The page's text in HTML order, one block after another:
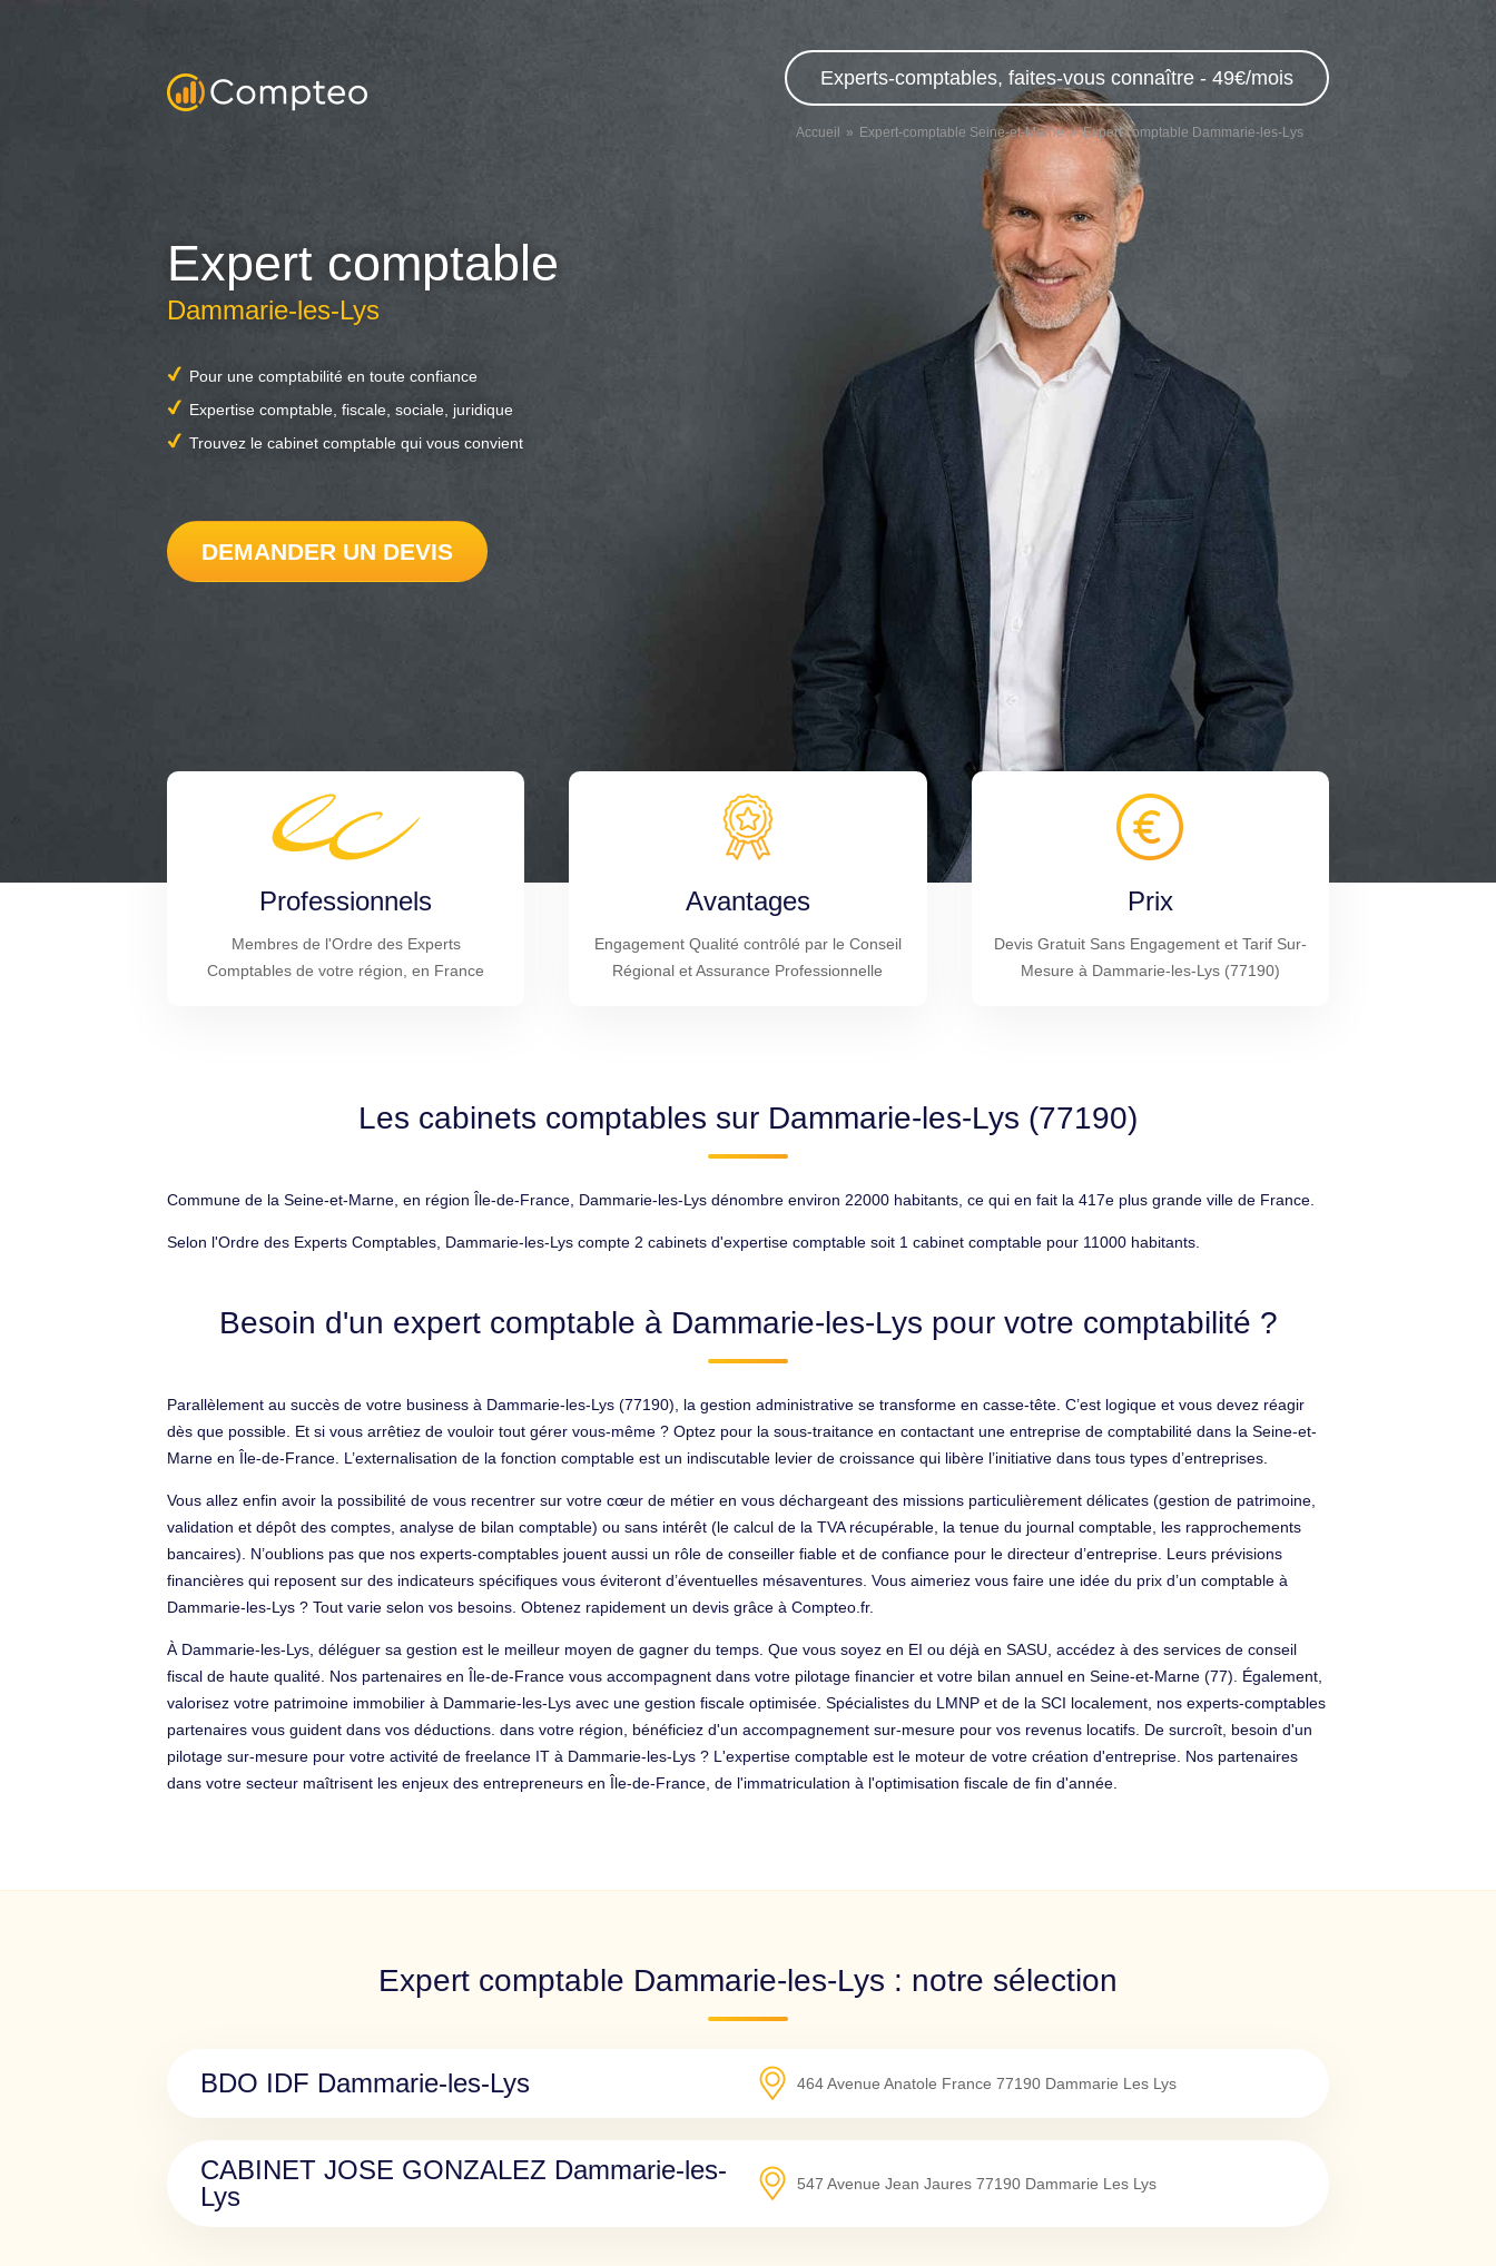
Experts-comptables, faites-vous connaître - 49€/mois
Accueil Expert-comptable Seine-et-Marne Expert comptable Dammarie-les-Lys
Expert comptable
Dammarie-les-Lys
Pour une comptabilité en toute confiance
Expertise comptable, fiscale, sociale, juridique
Trouvez le cabinet comptable qui vous convient
DEMANDER UN DEVIS
Professionnels
Membres de l'Ordre des Experts
Comptables de votre région, en France
Avantages
Engagement Qualité contrôlé par le Conseil
Régional et Assurance Professionnelle
Prix
Devis Gratuit Sans Engagement et Tarif Sur-
Mesure à Dammarie-les-Lys (77190)
Les cabinets comptables sur Dammarie-les-Lys (77190)
Commune de la Seine-et-Marne, en région Île-de-France, Dammarie-les-Lys dénombre environ 22000 habitants, ce qui en fait la 417e plus grande ville de France.
Selon l'Ordre des Experts Comptables, Dammarie-les-Lys compte 2 cabinets d'expertise comptable soit 1 cabinet comptable pour 11000 habitants.
Besoin d'un expert comptable à Dammarie-les-Lys pour votre comptabilité ?
Parallèlement au succès de votre business à Dammarie-les-Lys (77190), la gestion administrative se transforme en casse-tête. C’est logique et vous devez réagir
dès que possible. Et si vous arrêtiez de vouloir tout gérer vous-même ? Optez pour la sous-traitance en contactant une entreprise de comptabilité dans la Seine-et-
Marne en Île-de-France. L’externalisation de la fonction comptable est un indiscutable levier de croissance qui libère l’initiative dans tous types d’entreprises.
Vous allez enfin avoir la possibilité de vous recentrer sur votre cœur de métier en vous déchargeant des missions particulièrement délicates (gestion de patrimoine,
validation et dépôt des comptes, analyse de bilan comptable) ou sans intérêt (le calcul de la TVA récupérable, la tenue du journal comptable, les rapprochements
bancaires). N’oublions pas que nos experts-comptables jouent aussi un rôle de conseiller fiable et de confiance pour le directeur d’entreprise. Leurs prévisions
financières qui reposent sur des indicateurs spécifiques vous éviteront d’éventuelles mésaventures. Vous aimeriez vous faire une idée du prix d’un comptable à
Dammarie-les-Lys ? Tout varie selon vos besoins. Obtenez rapidement un devis grâce à Compteo.fr.
À Dammarie-les-Lys, déléguer sa gestion est le meilleur moyen de gagner du temps. Que vous soyez en EI ou déjà en SASU, accédez à des services de conseil
fiscal de haute qualité. Nos partenaires en Île-de-France vous accompagnent dans votre pilotage financier et votre bilan annuel en Seine-et-Marne (77). Également,
valorisez votre patrimoine immobilier à Dammarie-les-Lys avec une gestion fiscale optimisée. Spécialistes du LMNP et de la SCI localement, nos experts-comptables
partenaires vous guident dans vos déductions. dans votre région, bénéficiez d'un accompagnement sur-mesure pour vos revenus locatifs. De surcroît, besoin d'un
pilotage sur-mesure pour votre activité de freelance IT à Dammarie-les-Lys ? L'expertise comptable est le moteur de votre création d'entreprise. Nos partenaires
dans votre secteur maîtrisent les enjeux des entrepreneurs en Île-de-France, de l'immatriculation à l'optimisation fiscale de fin d'année.
Expert comptable Dammarie-les-Lys : notre sélection
BDO IDF Dammarie-les-Lys 464 Avenue Anatole France 77190 Dammarie Les Lys
CABINET JOSE GONZALEZ Dammarie-les-
Lys
547 Avenue Jean Jaures 77190 Dammarie Les Lys